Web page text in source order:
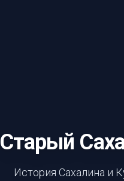
Старый
История Сахалина и